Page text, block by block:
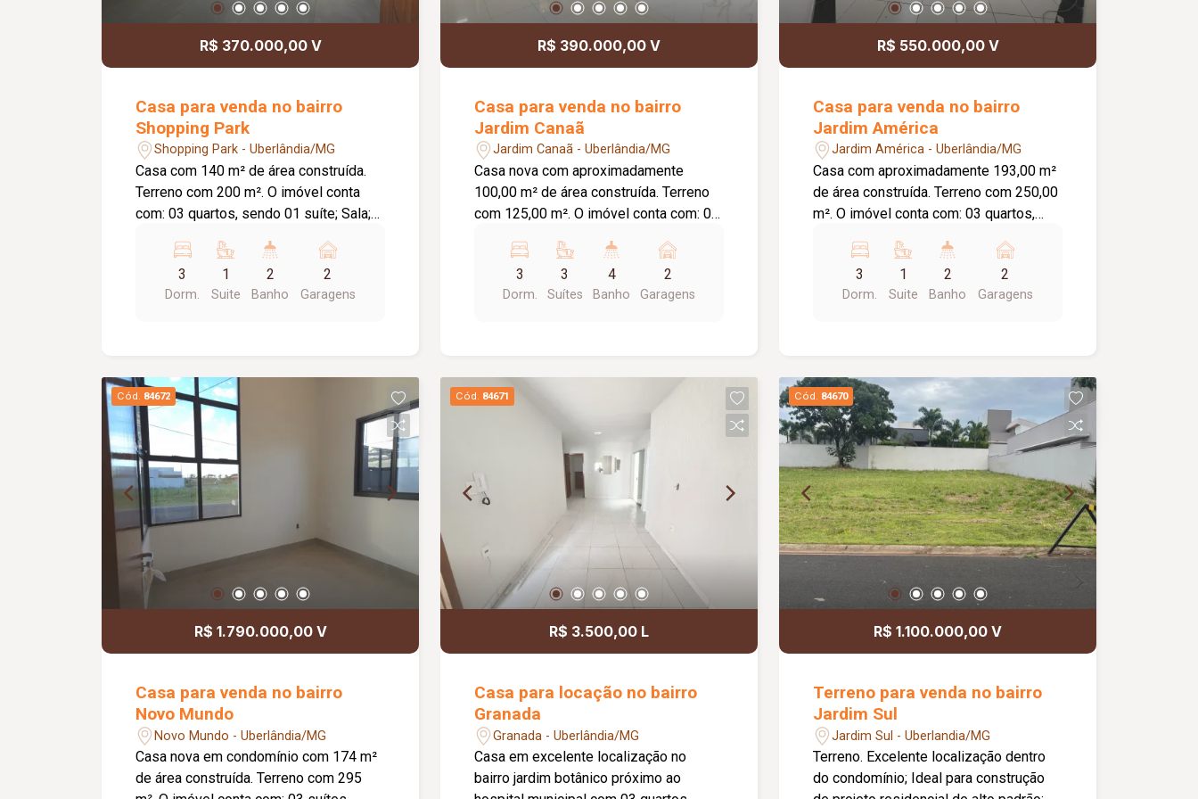
R$ 370.000,00 V
Casa para venda no bairro
Shopping Park
Shopping Park - Uberlândia/MG
Casa com 140 m² de área construída.
Terreno com 200 m². O imóvel conta
com: 03 quartos, sendo 01 suíte; Sala;
Jardim de inverno; Varanda gourmet em
`L`; Lavanderia independente e coberta;
Diferenciais: Imóvel recém-reformado,
distribuídos, proporcionando conforto e
praticidade. Informações
complementares: Valor de venda: R$
370.000,00.
3
Dorm.
1
Suite
2
Banho
2
Garagens
R$ 390.000,00 V
Casa para venda no bairro
Jardim Canaã
Jardim Canaã - Uberlândia/MG
Casa nova com aproximadamente
100,00 m² de área construída. Terreno
com 125,00 m². O imóvel conta com: 03
Sala ampla integrada à cozinha
gourmet; Banheiro social; Cozinha
gourmet com ilha central revestida em
granito preto; Piso em porcelanato;
Projeto moderno de iluminação em LED;
Nichos embutidos nos banheiros;
Boxes em vidro temperado; Armários
planejados nos banheiros; Fachada
moderna com revestimento em pedras
naturais; Sistema de alarme instalado;
Sistema de câmeras de monitoramento;
Cerca concertina em todo o perímetro;
Excelente opção para quem busca uma
casa nova, moderna e funcional.
3
Dorm.
3
Suítes
4
Banho
2
Garagens
R$ 550.000,00 V
Casa para venda no bairro
Jardim América
Jardim América - Uberlândia/MG
Casa com aproximadamente 193,00 m²
de área construída. Terreno com 250,00
m². O imóvel conta com: 03 quartos,
Banheiro social; Cozinha; Lavanderia;
Varanda gourmet; Quintal; 02 vagas de
garagem cobertas; Diferenciais: Toda
proporcionando conforto e praticidade.
Informações complementares: Valor do
imóvel no estado atual: R$ 550.000,00;
Valor após reforma externa: R$
660.000,00; Aceita permuta por imóvel
de até R$ 250.000,00.
3
Dorm.
1
Suite
2
Banho
2
Garagens
Cód. 84672
R$ 1.790.000,00 V
Casa para venda no bairro
Novo Mundo
Novo Mundo - Uberlândia/MG
Casa nova em condomínio com 174 m²
de área construída. Terreno com 295
Cód. 84671
R$ 3.500,00 L
Casa para locação no bairro
Granada
Granada - Uberlândia/MG
Casa em excelente localização no
bairro jardim botânico próximo ao
Cód. 84670
R$ 1.100.000,00 V
Terreno para venda no bairro
Jardim Sul
Jardim Sul - Uberlandia/MG
Terreno. Excelente localização dentro
do condomínio; Ideal para construção